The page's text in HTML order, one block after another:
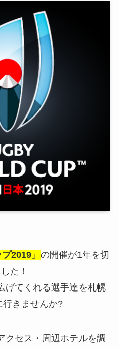
2019」 の開催が1年を切
た！
げてくれる選手達を札幌
行きませんか?
クセス・周辺ホテルを調